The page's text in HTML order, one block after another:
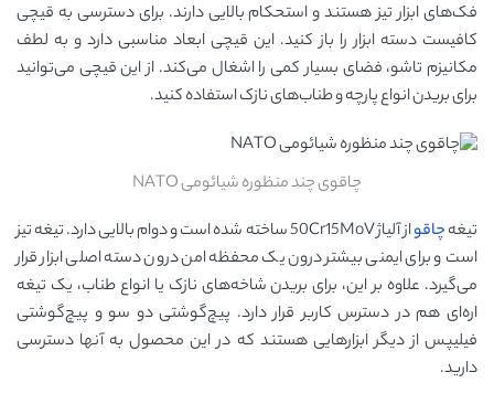
فک‌های ابزار تیز هستند و استحکام بالایی دارند. برای دسترسی به قیچی
کافیست دسته ابزار را باز کنید. این قیچی ابعاد مناسبی دارد و به لطف
مکانیزم تاشو، فضای بسیار کمی را اشغال می‌کند. از این قیچی می‌توانید
برای بریدن انواع پارچه و طناب‌های نازک استفاده کنید.
چاقوی چند منظوره شیائومی NATO
تیغهچاقو
از آلیاژ 50Cr15MoV ساخته شده است و دوام بالایی دارد. تیغه تیز
است و برای ایمنی بیشتر درون یک محفظه امن درون دسته اصلی ابزار قرار
می‌گیرد. علاوه بر این، برای بریدن شاخه‌های نازک یا انواع طناب، یک تیغه
اره‌ای هم در دسترس کاربر قرار دارد. پیچ‌گوشتی دو سو و پیچ‌گوشتی
فیلیپس از دیگر ابزارهایی هستند که در این محصول به آنها دسترسی
دارید.